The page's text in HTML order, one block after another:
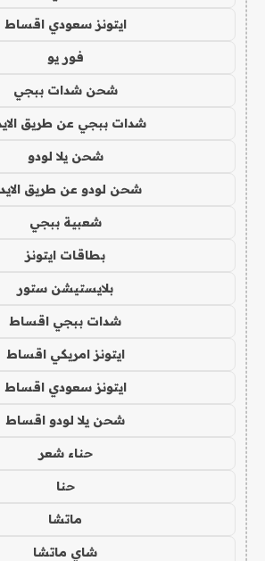
ايتونز سعودي اقساط
فور يو
شحن شدات ببجي
شدات ببجي عن طريق
شحن يلا لودو
شحن لودو عن طريق
شعبية ببجي
بطاقات ايتونز
بلايستيشن ستور
شدات ببجي اقساط
ايتونز امريكي اقساط
ايتونز سعودي اقساط
شحن يلا لودو اقساط
حناء شعر
حنا
ماتشا
شاي ماتشا